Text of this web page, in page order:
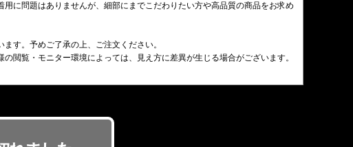
に問題はありませんが、細部にまでこだわりたい方や高品質の商品をお求め
す。予めご了承の上、ご注文ください。
閲覧・モニター環境によっては、見え方に差異が生じる場合がございます。